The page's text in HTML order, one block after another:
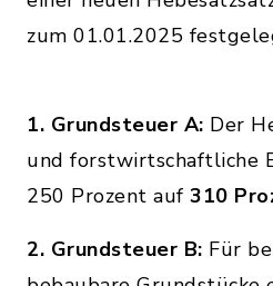
zum 01.01.2025
1. Grundsteuer A: Der
und forstwirtschaftliche
250 Prozent auf 310
2. Grundsteuer B: Für